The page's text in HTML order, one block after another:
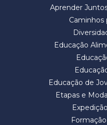
Aprender
Caminhos
Educação
Educação de
Etapas e